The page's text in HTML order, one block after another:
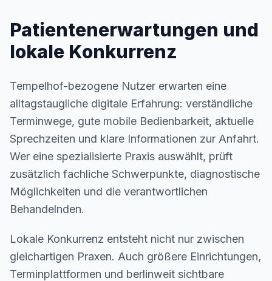
Patientenerwartungen und
lokale Konkurrenz
Tempelhof-bezogene Nutzer erwarten eine
alltagstaugliche digitale Erfahrung: verständliche
Terminwege, gute mobile Bedienbarkeit, aktuelle
Sprechzeiten und klare Informationen zur Anfahrt.
Wer eine spezialisierte Praxis auswählt, prüft
zusätzlich fachliche Schwerpunkte, diagnostische
Möglichkeiten und die verantwortlichen
Behandelnden.
Lokale Konkurrenz entsteht nicht nur zwischen
gleichartigen Praxen. Auch größere Einrichtungen,
Terminplattformen und berlinweit sichtbare